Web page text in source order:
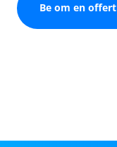
Be om en offert